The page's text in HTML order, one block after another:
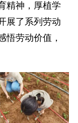
精神，厚植学
展了系列劳动
悟劳动价值，